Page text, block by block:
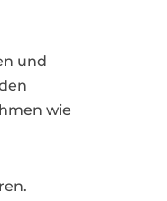
und
wie